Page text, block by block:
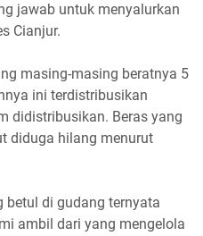
jawab untuk menyalurkan
Cianjur.
masing-masing beratnya 5
ini terdistribusikan
didistribusikan. Beras yang
diduga hilang menurut
betul di gudang ternyata
ambil dari yang mengelola